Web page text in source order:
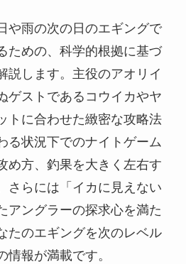
や雨の次の日のエギングで
ための、科学的根拠に基づ
説します。主役のアオリイ
ゲストであるコウイカやヤ
トに合わせた緻密な攻略法
る状況下でのナイトゲーム
め方、釣果を大きく左右す
さらには「イカに見えない
アングラーの探求心を満た
たのエギングを次のレベル
報が満載です。